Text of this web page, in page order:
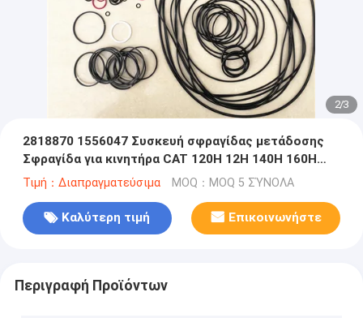
2/3
2818870 1556047 Συσκευή σφραγίδας μετάδοσης
Σφραγίδα για κινητήρα CAT 120H 12H 140H 160H
631E 637E 637G 631G 3512B
Τιμή：Διαπραγματεύσιμα MOQ：MOQ 5 ΣΎΝΟΛΑ
Καλύτερη τιμή Επικοινωνήστε
Περιγραφή Προϊόντων